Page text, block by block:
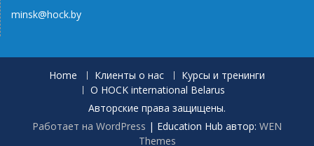
minsk@hock.by
Home Клиенты о нас
Курсы и тренинги
О HOCK international Belarus
Авторские права защищены.
Работает на WordPress | Education Hub автор: WEN
Themes